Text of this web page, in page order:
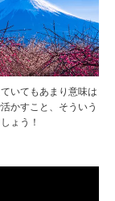
いてもあまり意味は
かすこと、そういう
ょう！